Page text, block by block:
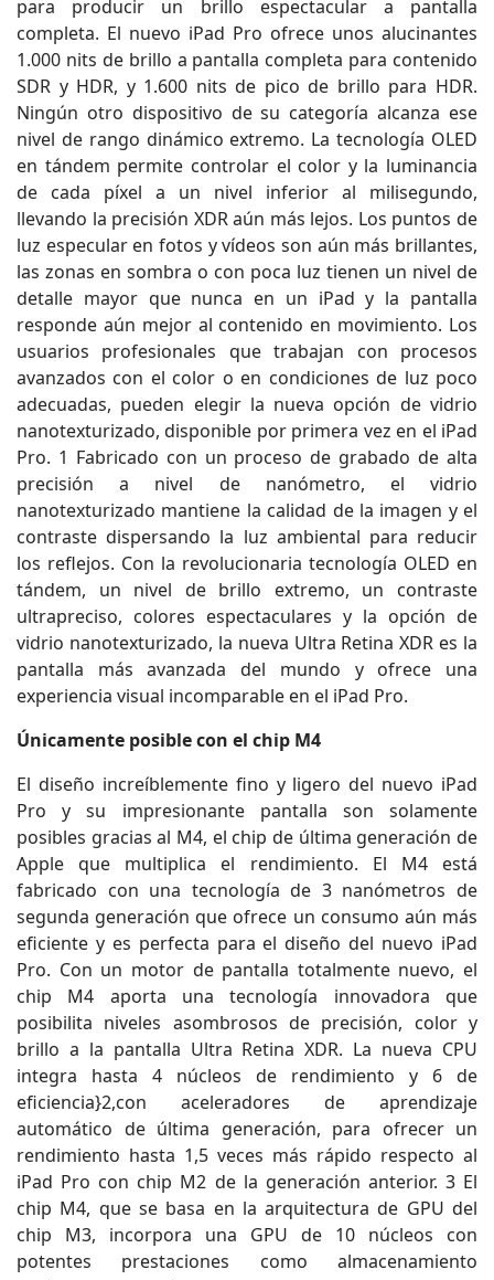
para producir un brillo espectacular a pantalla
completa. El nuevo iPad Pro ofrece unos alucinantes
1.000 nits de brillo a pantalla completa para contenido
SDR y HDR, y 1.600 nits de pico de brillo para HDR.
Ningún otro dispositivo de su categoría alcanza ese
nivel de rango dinámico extremo. La tecnología OLED
en tándem permite controlar el color y la luminancia
de cada píxel a un nivel inferior al milisegundo,
llevando la precisión XDR aún más lejos. Los puntos de
luz especular en fotos y vídeos son aún más brillantes,
las zonas en sombra o con poca luz tienen un nivel de
detalle mayor que nunca en un iPad y la pantalla
responde aún mejor al contenido en movimiento. Los
usuarios profesionales que trabajan con procesos
avanzados con el color o en condiciones de luz poco
adecuadas, pueden elegir la nueva opción de vidrio
nanotexturizado, disponible por primera vez en el iPad
Pro. 1 Fabricado con un proceso de grabado de alta
precisión a nivel de nanómetro, el vidrio
nanotexturizado mantiene la calidad de la imagen y el
contraste dispersando la luz ambiental para reducir
los reflejos. Con la revolucionaria tecnología OLED en
tándem, un nivel de brillo extremo, un contraste
ultrapreciso, colores espectaculares y la opción de
vidrio nanotexturizado, la nueva Ultra Retina XDR es la
pantalla más avanzada del mundo y ofrece una
experiencia visual incomparable en el iPad Pro.
Únicamente posible con el chip M4
El diseño increíblemente fino y ligero del nuevo iPad
Pro y su impresionante pantalla son solamente
posibles gracias al M4, el chip de última generación de
Apple que multiplica el rendimiento. El M4 está
fabricado con una tecnología de 3 nanómetros de
segunda generación que ofrece un consumo aún más
eficiente y es perfecta para el diseño del nuevo iPad
Pro. Con un motor de pantalla totalmente nuevo, el
chip M4 aporta una tecnología innovadora que
posibilita niveles asombrosos de precisión, color y
brillo a la pantalla Ultra Retina XDR. La nueva CPU
integra hasta 4 núcleos de rendimiento y 6 de
eficiencia}2,con aceleradores de aprendizaje
automático de última generación, para ofrecer un
rendimiento hasta 1,5 veces más rápido respecto al
iPad Pro con chip M2 de la generación anterior. 3 El
chip M4, que se basa en la arquitectura de GPU del
chip M3, incorpora una GPU de 10 núcleos con
potentes prestaciones como almacenamiento